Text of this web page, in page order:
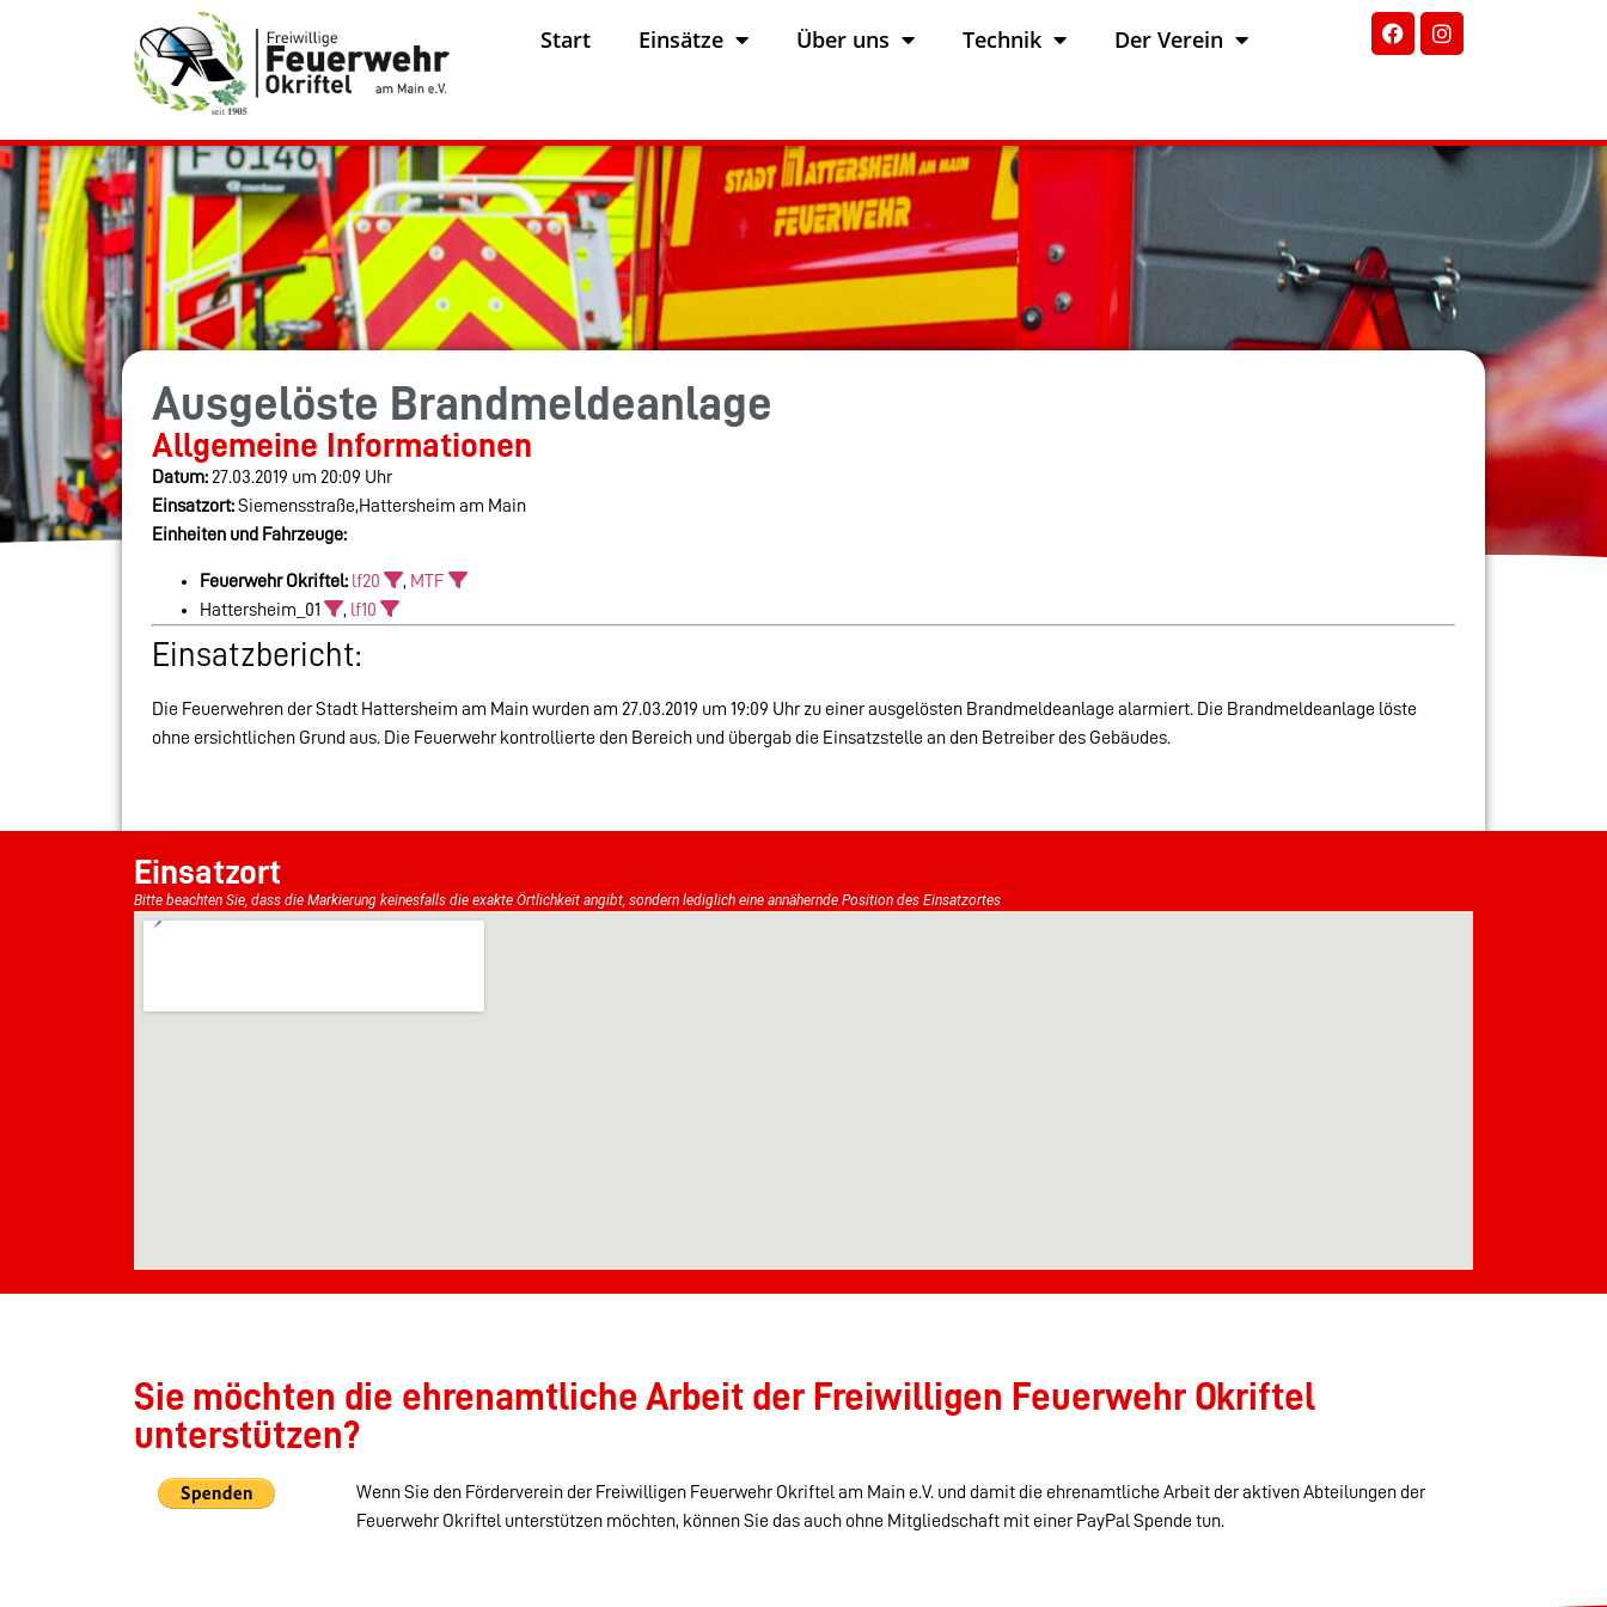
Start Einsätze Über uns Technik Der Verein
Ausgelöste Brandmeldeanlage
Allgemeine Informationen
Datum: 27.03.2019 um 20:09 Uhr
Einsatzort:Siemensstraße,Hattersheim am Main
Einheiten und Fahrzeuge:
Feuerwehr Okriftel: lf20 , MTF
Hattersheim_01
, lf10
Einsatzbericht:
Die Feuerwehren der Stadt Hattersheim am Main wurden am 27.03.2019 um 19:09 Uhr zu einer ausgelösten Brandmeldeanlage alarmiert. Die Brandmeldeanlage löste
ohne ersichtlichen Grund aus. Die Feuerwehr kontrollierte den Bereich und übergab die Einsatzstelle an den Betreiber des Gebäudes.
Einsatzort
Bitte beachten Sie, dass die Markierung keinesfalls die exakte Örtlichkeit angibt, sondern lediglich eine annähernde Position des Einsatzortes
Sie möchten die ehrenamtliche Arbeit der Freiwilligen Feuerwehr Okriftel
unterstützen?
Wenn Sie den Förderverein der Freiwilligen Feuerwehr Okriftel am Main e.V. und damit die ehrenamtliche Arbeit der aktiven Abteilungen der
Feuerwehr Okriftel unterstützen möchten, können Sie das auch ohne Mitgliedschaft mit einer PayPal Spende tun.